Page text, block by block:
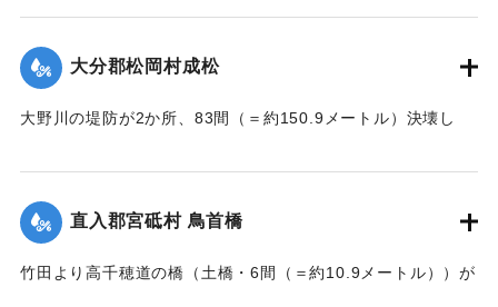
｜固有コード:
大分郡松岡村成松
大野川の堤防が2か所、83間（＝約150.9メートル）決壊し
｜固有コード: 002680208
直入郡宮砥村 鳥首橋
竹田より高千穂道の橋（土橋・6間（＝約10.9メートル））が